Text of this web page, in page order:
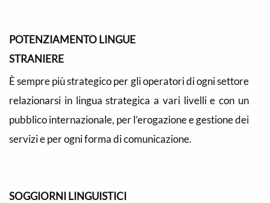
POTENZIAMENTO LINGUE
STRANIERE
È sempre più strategico per gli operatori di ogni settore
relazionarsi in lingua strategica a vari livelli e con un
pubblico internazionale, per l’erogazione e gestione dei
servizi e per ogni forma di comunicazione.
SOGGIORNI LINGUISTICI